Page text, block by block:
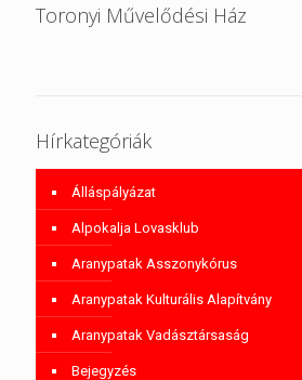
Toronyi Művelődési Ház
Hírkategóriák
Álláspályázat
Alpokalja Lovasklub
Aranypatak Asszonykórus
Aranypatak Kulturális Alapítvány
Aranypatak Vadásztársaság
Bejegyzés